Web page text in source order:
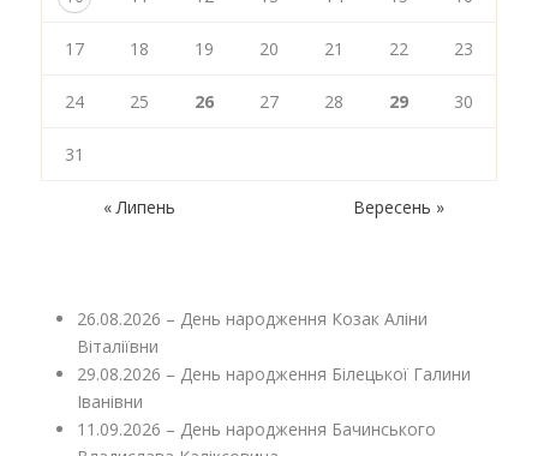
17 18 19 20 21 22 23
24 25 26 27 28 29 30
31
« Липень Вересень »
26.08.2026 – День народження Козак Аліни
Віталіївни
29.08.2026 – День народження Білецької Галини
Іванівни
11.09.2026 – День народження Бачинського